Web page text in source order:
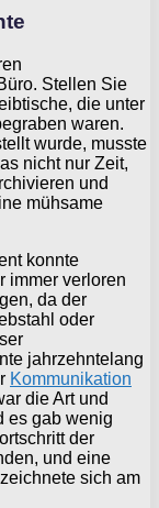
Stellen Sie
die unter
waren.
wurde, musste
nicht nur Zeit,
und
mühsame
konnte
immer verloren
da der
oder
jahrzehntelang
Kommunikation
die Art und
es gab wenig
der
und eine
sich am